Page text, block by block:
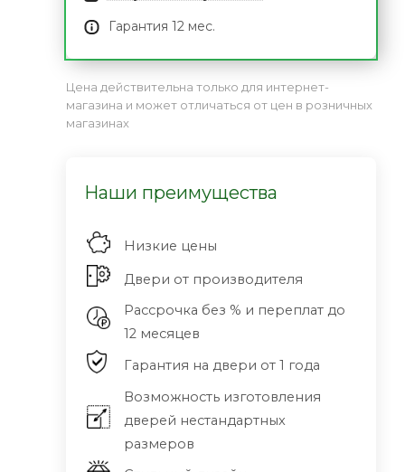
Гарантия 12 мес.
Цена действительна только для интернет-
магазина и может отличаться от цен в розничных
магазинах
Наши преимущества
Низкие цены
Двери от производителя
Рассрочка без % и переплат до
12 месяцев
Гарантия на двери от 1 года
Возможность изготовления
дверей нестандартных
размеров